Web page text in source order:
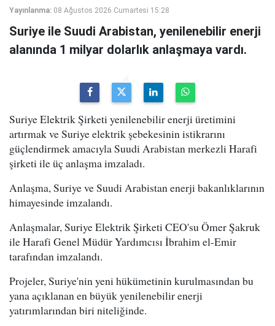
Yayınlanma: 08 Ağustos 2026 Cumartesi 15:28
Suriye ile Suudi Arabistan, yenilenebilir enerji
alanında 1 milyar dolarlık anlaşmaya vardı.
Suriye Elektrik Şirketi yenilenebilir enerji üretimini
artırmak ve Suriye elektrik şebekesinin istikrarını
güçlendirmek amacıyla Suudi Arabistan merkezli Harafi
şirketi ile üç anlaşma imzaladı.
Anlaşma, Suriye ve Suudi Arabistan enerji bakanlıklarının
himayesinde imzalandı.
Anlaşmalar, Suriye Elektrik Şirketi CEO'su Ömer Şakruk
ile Harafi Genel Müdür Yardımcısı İbrahim el-Emir
tarafından imzalandı.
Projeler, Suriye'nin yeni hükümetinin kurulmasından bu
yana açıklanan en büyük yenilenebilir enerji
yatırımlarından biri niteliğinde.